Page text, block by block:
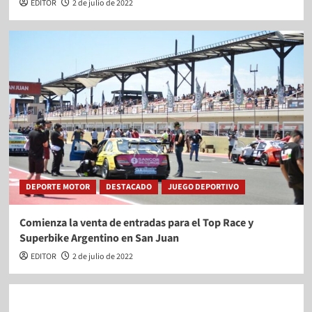
EDITOR 2 de julio de 2022
DEPORTE MOTOR DESTACADO JUEGO DEPORTIVO
Comienza la venta de entradas para el Top Race y
Superbike Argentino en San Juan
EDITOR 2 de julio de 2022